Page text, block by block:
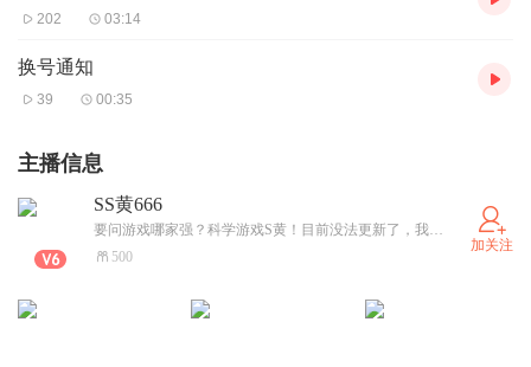
202 03:14
换号通知
39 00:35
主播信息
SS黄666
要问游戏哪家强？科学游戏S黄！目前没法更新了，我的所有频道都必须等到今年高考结束后（大约6月8日及以后）才能更新了。（高三生望大家谅解！祝我高考大捷！）
500
加关注